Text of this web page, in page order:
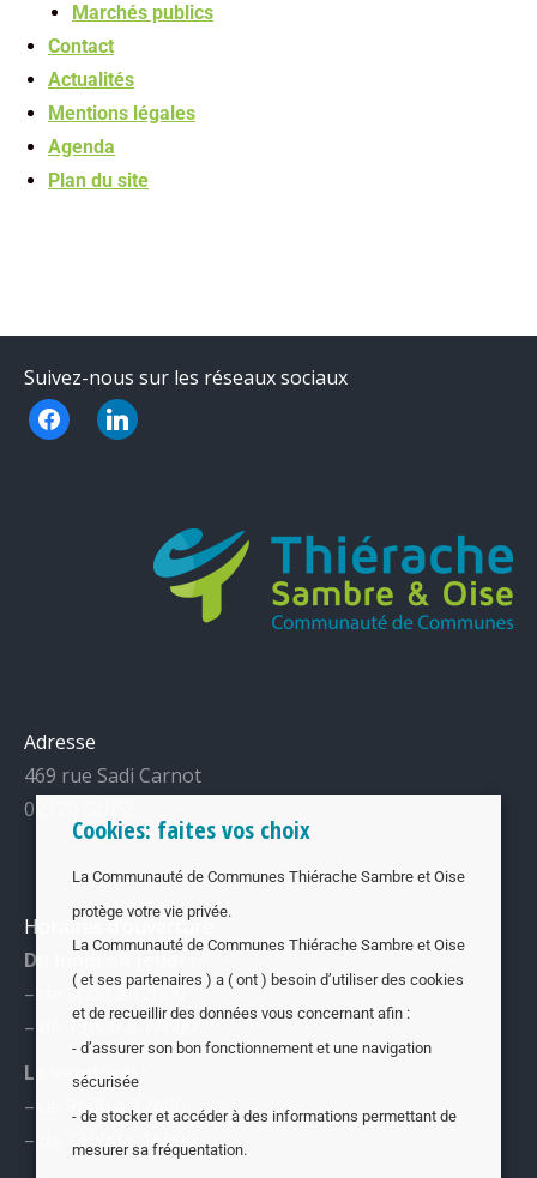
Marchés publics
Contact
Actualités
Mentions légales
Agenda
Plan du site
Suivez-nous sur les réseaux sociaux
facebooklinkedin
Adresse
469 rue Sadi Carnot
02120 GUISE
Horaires d’ouverture
Du lundi au jeudi :
– de 9h00 à 12h00
– de 13h00 à 17h00
Le vendredi :
– de 9h00 à 12h00
– de 13h00 à 16h00
Cookies: faites vos choix
La Communauté de Communes Thiérache Sambre et Oise
protège votre vie privée.
La Communauté de Communes Thiérache Sambre et Oise
( et ses partenaires ) a ( ont ) besoin d’utiliser des cookies
et de recueillir des données vous concernant afin :
- d’assurer son bon fonctionnement et une navigation
sécurisée
- de stocker et accéder à des informations permettant de
mesurer sa fréquentation.